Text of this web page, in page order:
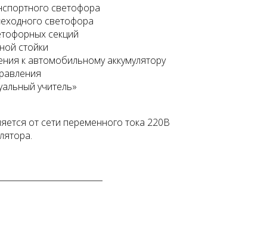
светофора
светофора
секций
стойки
к автомобильному аккумулятору
учитель»
от сети переменного тока 220В